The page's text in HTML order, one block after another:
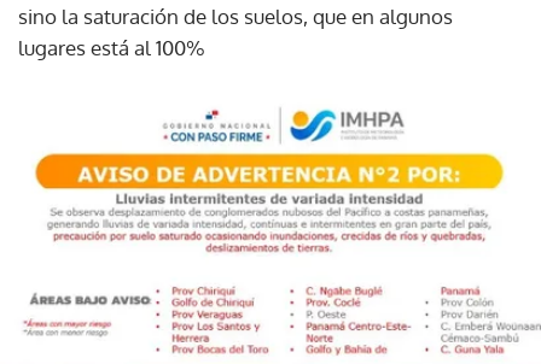
sino la saturación de los suelos, que en algunos
lugares está al 100%